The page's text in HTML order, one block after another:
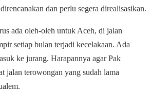
dan perlu segera direalisasikan.
ada oleh-oleh untuk Aceh, di jalan
setiap bulan terjadi kecelakaan. Ada
ke jurang. Harapannya agar Pak
jalan terowongan yang sudah lama